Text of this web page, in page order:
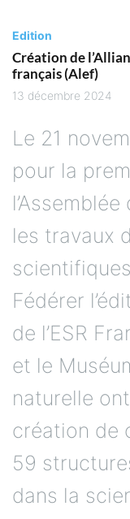
Edition
Création de
français (Alef)
13 décembre 2024
Le 21
pour la
les travaux
Fédérer
de l’ESR
et le
naturelle
création de
59
dans la